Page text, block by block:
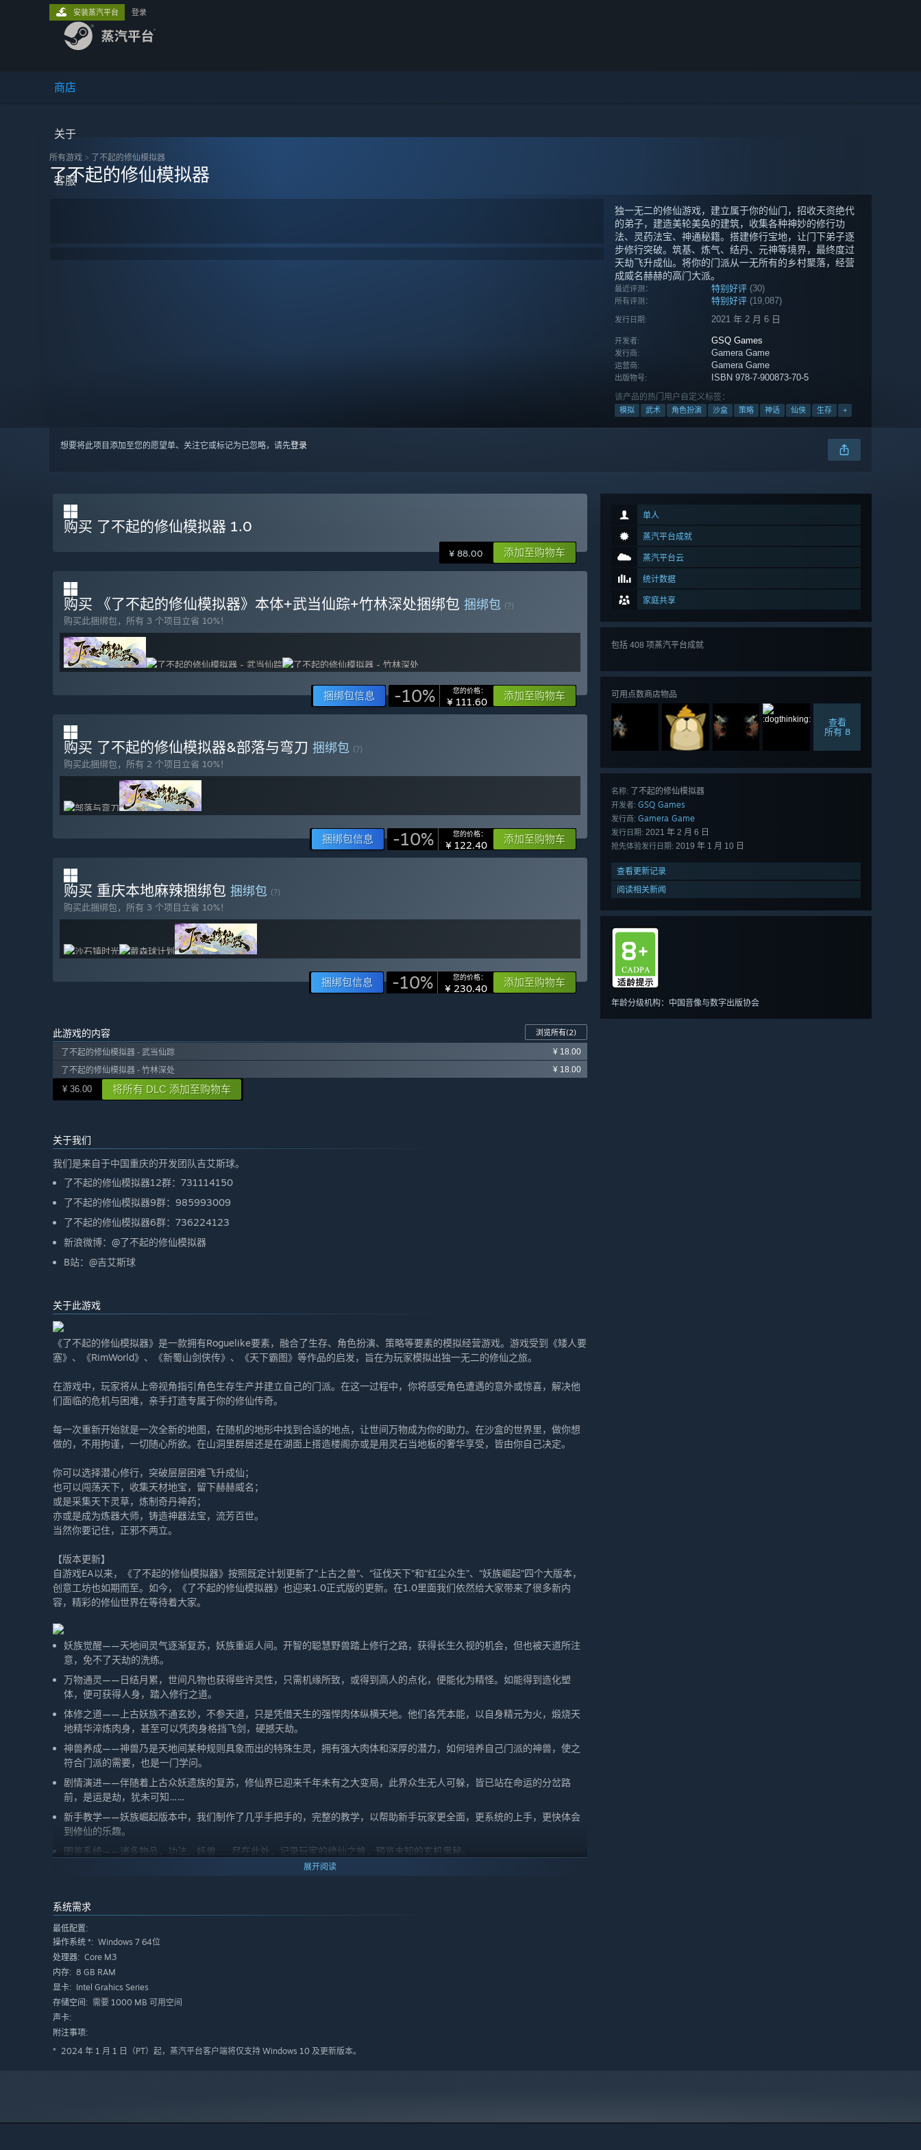
商店
关于
客服
安装蒸汽平台 登录
所有游戏 > 了不起的修仙模拟器
了不起的修仙模拟器
独一无二的修仙游戏，建立属于你的仙门，招收天资绝代
的弟子，建造美轮美奂的建筑，收集各种神妙的修行功
法、灵药法宝、神通秘籍。搭建修行宝地，让门下弟子逐
步修行突破。筑基、炼气、结丹、元神等境界，最终度过
天劫飞升成仙。将你的门派从一无所有的乡村聚落，经营
成威名赫赫的高门大派。
最近评测： 特别好评 (30)
所有评测： 特别好评 (19,087)
发行日期: 2021 年 2 月 6 日
开发者: GSQ Games
发行商: Gamera Game
运营商: Gamera Game
出版物号: ISBN 978-7-900873-70-5
该产品的热门用户自定义标签：
模拟 武术 角色扮演 沙盒 策略 神话 仙侠 生存 +
想要将此项目添加至您的愿望单、关注它或标记为已忽略，请先登录
单人
蒸汽平台成就
蒸汽平台云
统计数据
家庭共享
包括 408 项蒸汽平台成就
可用点数商店物品
查看
所有 8
名称: 了不起的修仙模拟器
开发者: GSQ Games
发行商: Gamera Game
发行日期: 2021 年 2 月 6 日
抢先体验发行日期: 2019 年 1 月 10 日
查看更新记录
阅读相关新闻
年龄分级机构：中国音像与数字出版协会
购买 了不起的修仙模拟器 1.0
¥ 88.00 添加至购物车
购买 《了不起的修仙模拟器》本体+武当仙踪+竹林深处捆绑包 捆绑包 (?)
购买此捆绑包，所有 3 个项目立省 10%！
捆绑包信息 -10% 您的价格：
¥ 111.60 添加至购物车
购买 了不起的修仙模拟器&部落与弯刀 捆绑包 (?)
购买此捆绑包，所有 2 个项目立省 10%！
捆绑包信息 -10% 您的价格：
¥ 122.40 添加至购物车
购买 重庆本地麻辣捆绑包 捆绑包 (?)
购买此捆绑包，所有 3 个项目立省 10%！
捆绑包信息 -10% 您的价格：
¥ 230.40 添加至购物车
此游戏的内容 浏览所有(2)
了不起的修仙模拟器 - 武当仙踪
¥ 18.00
了不起的修仙模拟器 - 竹林深处
¥ 18.00
¥ 36.00 将所有 DLC 添加至购物车
关于我们
我们是来自于中国重庆的开发团队吉艾斯球。
了不起的修仙模拟器12群：731114150
了不起的修仙模拟器9群：985993009
了不起的修仙模拟器6群：736224123
新浪微博：@了不起的修仙模拟器
B站：@吉艾斯球
关于此游戏
《了不起的修仙模拟器》是一款拥有Roguelike要素，融合了生存、角色扮演、策略等要素的模拟经营游戏。游戏受到《矮人要
塞》、《RimWorld》、《新蜀山剑侠传》、《天下霸图》等作品的启发，旨在为玩家模拟出独一无二的修仙之旅。
在游戏中，玩家将从上帝视角指引角色生存生产并建立自己的门派。在这一过程中，你将感受角色遭遇的意外或惊喜，解决他
们面临的危机与困难，亲手打造专属于你的修仙传奇。
每一次重新开始就是一次全新的地图，在随机的地形中找到合适的地点，让世间万物成为你的助力。在沙盒的世界里，做你想
做的，不用拘谨，一切随心所欲。在山洞里群居还是在湖面上搭造楼阁亦或是用灵石当地板的奢华享受，皆由你自己决定。
你可以选择潜心修行，突破层层困难飞升成仙；
也可以闯荡天下，收集天材地宝，留下赫赫威名；
或是采集天下灵草，炼制奇丹神药；
亦或是成为炼器大师，铸造神器法宝，流芳百世。
当然你要记住，正邪不两立。
【版本更新】
自游戏EA以来，《了不起的修仙模拟器》按照既定计划更新了“上古之兽”、“征伐天下”和“红尘众生”、“妖族崛起”四个大版本，
创意工坊也如期而至。如今，《了不起的修仙模拟器》也迎来1.0正式版的更新。在1.0里面我们依然给大家带来了很多新内
容，精彩的修仙世界在等待着大家。
妖族觉醒——天地间灵气逐渐复苏，妖族重返人间。开智的聪慧野兽踏上修行之路，获得长生久视的机会，但也被天道所注
意，免不了天劫的洗练。
万物通灵——日结月累，世间凡物也获得些许灵性，只需机缘所致，或得到高人的点化，便能化为精怪。如能得到造化塑
体，便可获得人身，踏入修行之道。
体修之道——上古妖族不通玄妙，不参天道，只是凭借天生的强悍肉体纵横天地。他们各凭本能，以自身精元为火，煅烧天
地精华淬炼肉身，甚至可以凭肉身格挡飞剑，硬撼天劫。
神兽养成——神兽乃是天地间某种规则具象而出的特殊生灵，拥有强大肉体和深厚的潜力，如何培养自己门派的神兽，使之
符合门派的需要，也是一门学问。
剧情演进——伴随着上古众妖遗族的复苏，修仙界已迎来千年未有之大变局，此界众生无人可躲，皆已站在命运的分岔路
前，是运是劫，犹未可知……
新手教学——妖族崛起版本中，我们制作了几乎手把手的，完整的教学，以帮助新手玩家更全面，更系统的上手，更快体会
到修仙的乐趣。
图鉴系统——诸多物品，功法，妖兽……尽在此处，记录玩家的修仙之旅，预览未知的玄机奥秘。
巨兽攻山——凶凤、蛟龙、烛龙已然复苏，面对强大的上古三大巨兽的入侵，你的门派能否经受住它们的考验？
大能出世——想要猎杀上古之兽，还需要真正的强者。各大门派隐藏的大能纷纷出山行走天下，对于玩家来说，这既是一种
机遇，更是一种挑战。
神药种植——超过几十种神药的种植方法被发掘出来，堆积如山的满仓神药不再只是黄粱一梦。
建筑旋转——随心所欲搭建你的门派。
动物养殖——现在可以喂养失去行动能力的动物，以他们爱吃的食物为诱饵，驯服它们。
风水镇物——现在物品有可能拥有风水镇物属性，成为风水镇物。
此。
展开阅读
系统需求
最低配置:
操作系统 *: Windows 7 64位
处理器: Core M3
内存: 8 GB RAM
显卡: Intel Grahics Series
存储空间: 需要 1000 MB 可用空间
声卡:
附注事项:
* 2024 年 1 月 1 日（PT）起，蒸汽平台客户端将仅支持 Windows 10 及更新版本。